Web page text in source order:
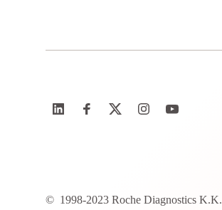
© 1998-2023 Roche Diagnostics K.K.